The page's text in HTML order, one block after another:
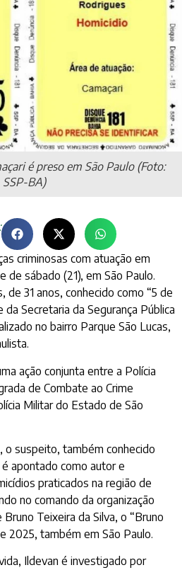
é preso em São Paulo (Foto:
SSP-BA)
criminosas com atuação em
de sábado (21), em São Paulo.
de 31 anos, conhecido como “5 de
da Secretaria da Segurança Pública
no bairro Parque São Lucas,
ação conjunta entre a Polícia
de Combate ao Crime
Militar do Estado de São
o suspeito, também conhecido
é apontado como autor e
praticados na região de
no comando da organização
Teixeira da Silva, o “Bruno
2025, também em São Paulo.
Ildevan é investigado por